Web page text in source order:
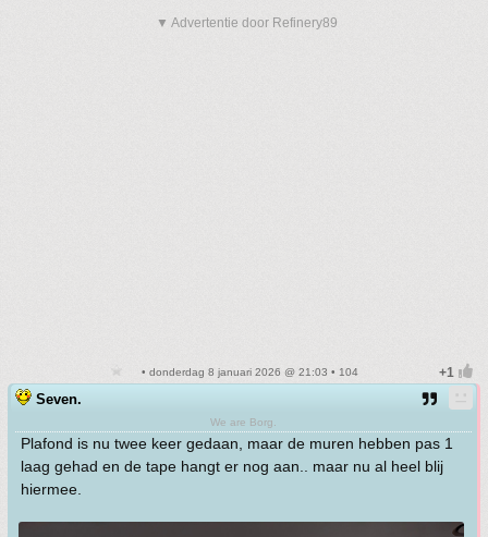
▼ Advertentie door Refinery89
• donderdag 8 januari 2026 @ 21:03 • 104
Seven.
We are Borg.
Plafond is nu twee keer gedaan, maar de muren hebben pas 1
laag gehad en de tape hangt er nog aan.. maar nu al heel blij
hiermee.